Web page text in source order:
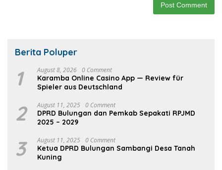
Berita Poluper
1 August 8, 2026 0 Comment
Karamba Online Casino App — Review für
Spieler aus Deutschland
2 August 11, 2025 0 Comment
DPRD Bulungan dan Pemkab Sepakati RPJMD
2025 – 2029
3 August 11, 2025 0 Comment
Ketua DPRD Bulungan Sambangi Desa Tanah
Kuning